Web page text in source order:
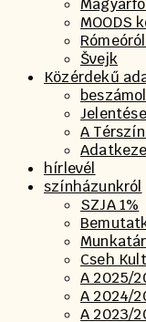
MOODS
Švejk
Közérdekű
A
hírlevél
színházunkról
SZJA 1%
Cseh
A 2025/
A 2024/
A 2023/